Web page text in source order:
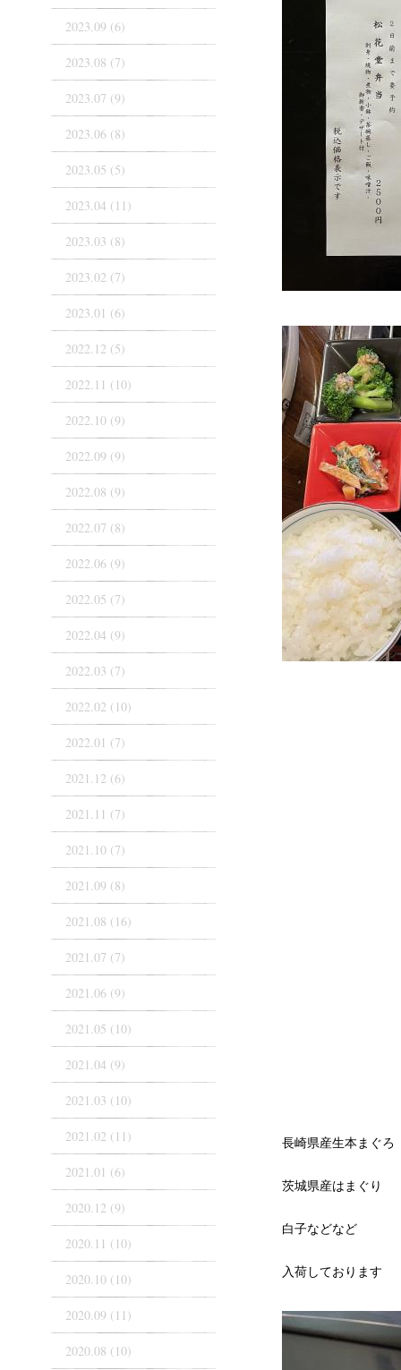
長崎県産生本まぐろ
茨城県産はまぐり
白子などなど
入荷しております
2023.09 (6)
2023.08 (7)
2023.07 (9)
2023.06 (8)
2023.05 (5)
2023.04 (11)
2023.03 (8)
2023.02 (7)
2023.01 (6)
2022.12 (5)
2022.11 (10)
2022.10 (9)
2022.09 (9)
2022.08 (9)
2022.07 (8)
2022.06 (9)
2022.05 (7)
2022.04 (9)
2022.03 (7)
2022.02 (10)
2022.01 (7)
2021.12 (6)
2021.11 (7)
2021.10 (7)
2021.09 (8)
2021.08 (16)
2021.07 (7)
2021.06 (9)
2021.05 (10)
2021.04 (9)
2021.03 (10)
2021.02 (11)
2021.01 (6)
2020.12 (9)
2020.11 (10)
2020.10 (10)
2020.09 (11)
2020.08 (10)